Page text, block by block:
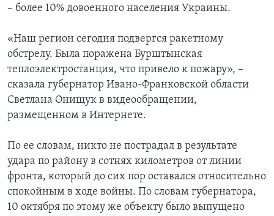
– более 10% довоенного населения Украины.
«Наш регион сегодня подвергся ракетному
обстрелу. Была поражена Бурштынская
теплоэлектростанция, что привело к пожару», –
сказала губернатор Ивано-Франковской области
Светлана Онищук в видеообращении,
размещенном в Интернете.
По ее словам, никто не пострадал в результате
удара по району в сотнях километров от линии
фронта, который до сих пор оставался относительно
спокойным в ходе войны. По словам губернатора,
10 октября по этому же объекту было выпущено